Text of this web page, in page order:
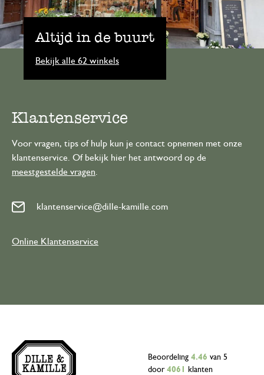
Altijd in de buurt
Bekijk alle 62 winkels
Klantenservice
Voor vragen, tips of hulp kun je contact opnemen met onze
klantenservice. Of bekijk hier het antwoord op de
meestgestelde vragen
klantenservice@dille-kamille.com
Online Klantenservice
Beoordeling 4.46 van 5
door 4061 klanten